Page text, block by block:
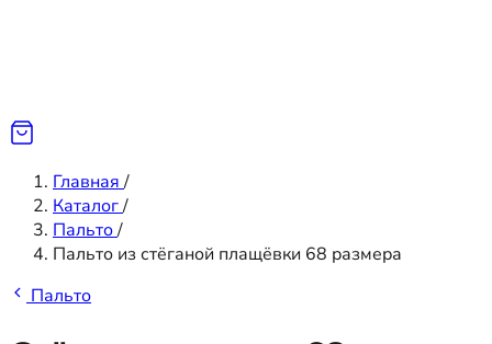
Главная /
Каталог/
Пальто/
Пальто из стёганой плащёвки 68 размера
Пальто